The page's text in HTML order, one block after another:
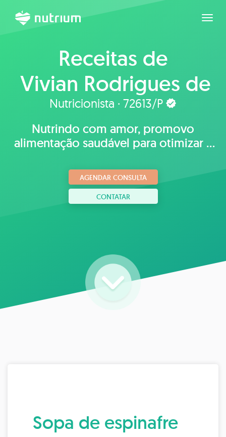
Receitas de
Vivian Rodrigues de
Almeida
Nutricionista · 72613/P
Nutrindo com amor, promovo
alimentação saudável para otimizar a
esportivo.
AGENDAR CONSULTA
CONTATAR
Sopa de espinafre